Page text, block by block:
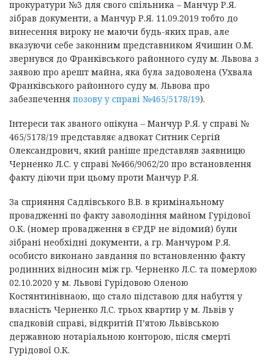
прокуратури №3 для свого спільника – Манчур Р.Я.
зібрав документи, а Манчур Р.Я. 11.09.2019 тобто до
винесення вироку не маючи будь-яких прав, але
вказуючи себе законним представником Ячишин О.М.
звернувся до Франківського районного суду м. Львова з
заявою про арешт майна, яка була задоволена (Ухвала
Франківського районного суду м. Львова про
забезпечення позову у справі №465/5178/19).
Інтереси так званого опікуна – Манчур Р.Я. у справі №
465/5178/19 представляє адвокат Ситник Сергій
Олександрович, який раніше представляв заявницю
Черненко Л.С. у справі №466/9062/20 про встановлення
факту діючи при цьому проти Манчур Р.Я.
За сприяння Садлівського В.В. в кримінальному
провадженні по факту заволодіння майном Гурідової
О.К. (номер провадження в ЄРДР не відомий) були
зібрані необхідні документи, а гр. Манчуром Р.Я.
особисто виконано завдання по встановленню факту
родинних відносин між гр. Черненко Л.С. та померлою
02.10.2020 у м. Львові Гурідовою Оленою
Костянтинівнаою, що стало підставою для набуття у
власність Черненко Л.С. трьох квартир у м. Львів у
спадковій справі, відкритій П’ятою Львівською
державною нотаріальною конторою, після смерті
Гурідової О.К.